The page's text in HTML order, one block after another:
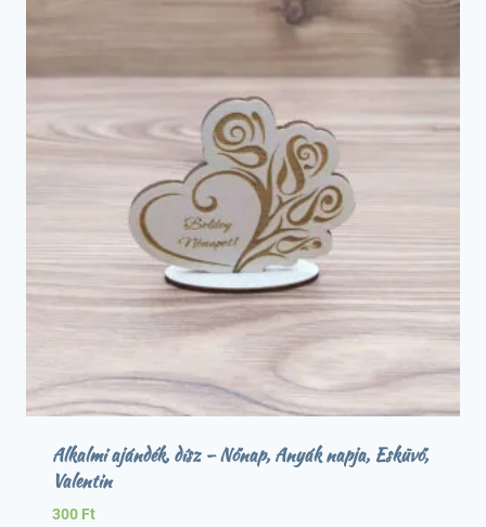
Alkalmi ajándék, dísz – Nőnap, Anyák napja, Esküvő,
Valentin
300 Ft